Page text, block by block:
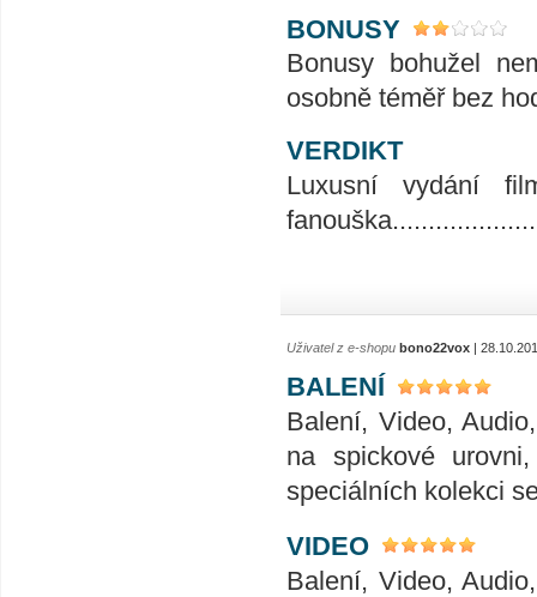
BONUSY
Bonusy bohužel
osobně téměř bez
VERDIKT
Luxusní vydání
Uživatel z e-shopu bono22vox |
BALENÍ
Balení, Video,
na spickové
speciálních kolekci
VIDEO
Balení, Video,